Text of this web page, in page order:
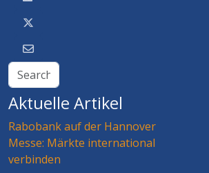
Aktuelle Artikel
Rabobank auf der Hannover
Messe: Märkte international
verbinden